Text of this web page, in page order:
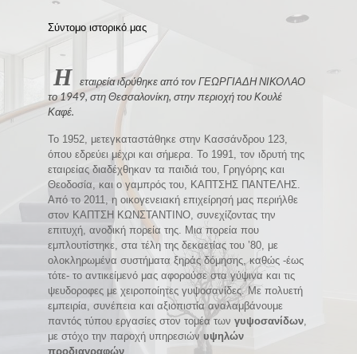
Σύντομο ιστορικό μας
Η
εταιρεία ιδρύθηκε από τον ΓΕΩΡΓΙΑΔΗ ΝΙΚΟΛΑΟ
το 1949, στη Θεσσαλονίκη, στην περιοχή του Κουλέ
Καφέ.
Το 1952, μετεγκαταστάθηκε στην Κασσάνδρου 123,
όπου εδρεύει μέχρι και σήμερα. Το 1991, τον ιδρυτή της
εταιρείας διαδέχθηκαν τα παιδιά του, Γρηγόρης και
Θεοδοσία, και ο γαμπρός του, ΚΑΠΤΣΗΣ ΠΑΝΤΕΛΗΣ.
Από το 2011, η οικογενειακή επιχείρησή μας περιήλθε
στον ΚΑΠΤΣΗ ΚΩΝΣΤΑΝΤΙΝΟ, συνεχίζοντας την
επιτυχή, ανοδική πορεία της. Μια πορεία που
εμπλουτίστηκε, στα τέλη της δεκαετίας του ’80, με
ολοκληρωμένα συστήματα ξηράς δόμησης, καθώς -έως
τότε- το αντικείμενό μας αφορούσε στα γύψινα και τις
ψευδοροφες με χειροποίητες γυψοσανίδες. Με πολυετή
εμπειρία, συνέπεια και αξιοπιστία αναλαμβάνουμε
παντός τύπου εργασίες στον τομέα των γυψοσανίδων,
με στόχο την παροχή υπηρεσιών υψηλών
προδιαγραφών